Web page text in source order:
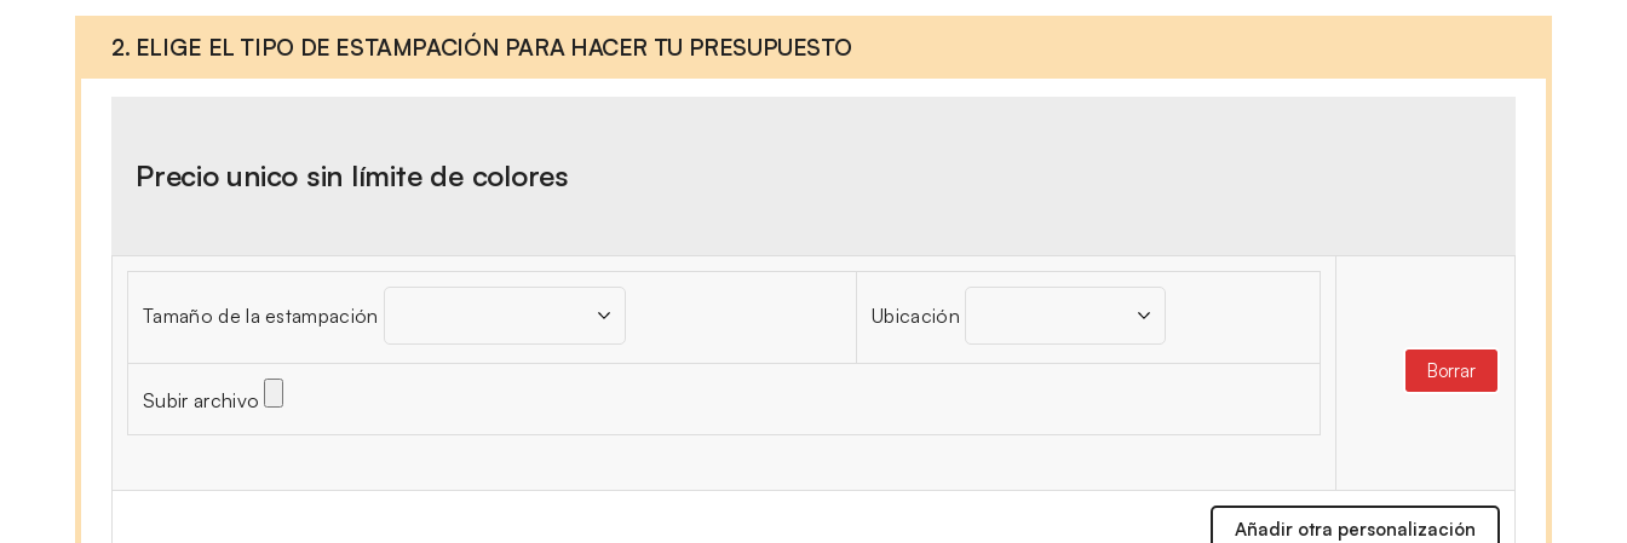
2. ELIGE EL TIPO DE ESTAMPACIÓN PARA HACER TU PRESUPUESTO
Precio unico sin límite de colores
Tamaño de la estampación Ubicación
Subir archivo
Borrar
Añadir otra personalización